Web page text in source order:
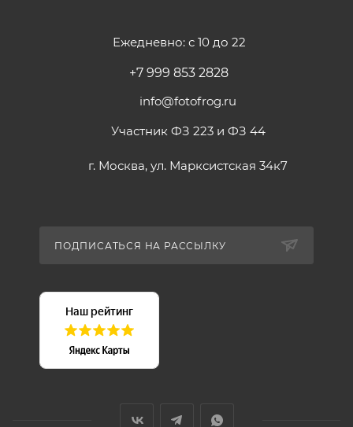
Ежедневно: с 10 до 22
+7 999 853 2828
info@fotofrog.ru
Участник ФЗ 223 и ФЗ 44
г. Москва, ул. Марксистская 34к7
ПОДПИСАТЬСЯ НА РАССЫЛКУ